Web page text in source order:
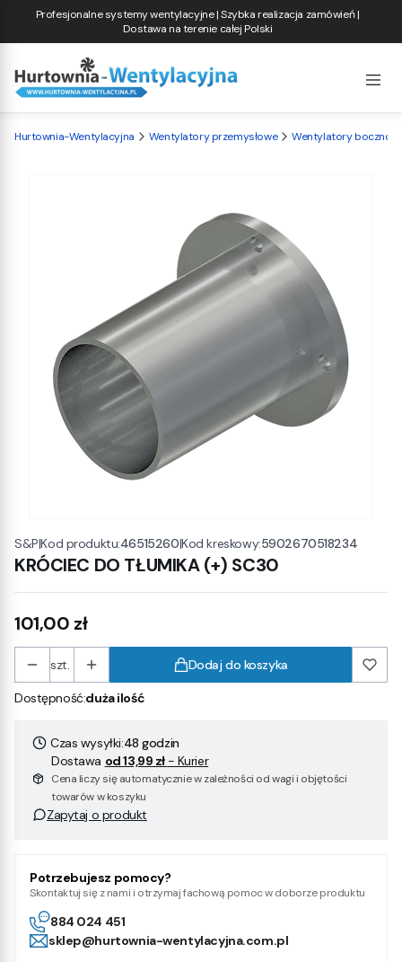
Profesjonalne systemy wentylacyjne | Szybka realizacja zamówień |
Dostawa na terenie całej Polski
Hurtownia-Wentylacyjna Wentylatory przemysłowe Wentylatory
S&P|Kod produktu:46515260|Kod kreskowy:5902670518234
KRÓCIEC DO TŁUMIKA (+) SC30
Cena
101,00 zł
szt. Dodaj do koszyka
Dostępność:duża ilość
Czas wysyłki:48 godzin
Dostawa od 13,99 zł - Kurier
Cena liczy się automatycznie w zależności od wagi i objętości
towarów w koszyku
Zapytaj o produkt
Potrzebujesz pomocy?
Skontaktuj się z nami i otrzymaj fachową pomoc w doborze produktu
884 024 451
sklep@hurtownia-wentylacyjna.com.pl